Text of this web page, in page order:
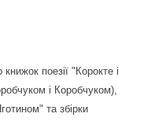
поезії "Корокте і
і Коробчуком),
та збірки